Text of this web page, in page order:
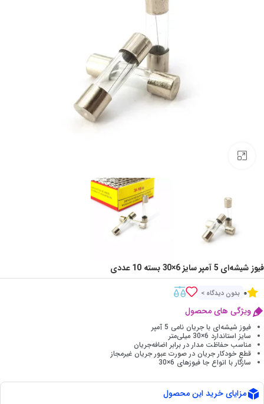
فیوز شیشه‌ای 5 آمپر سایز 6×30 بسته 10 عددی
0 بدون دیدگاه >
ویژگی های محصول
فیوز شیشه‌ای با جریان نامی 5 آمپر
سایز استاندارد 6×30 میلی‌متر
مناسب حفاظت مدار در برابر اضافه‌جریان
قطع خودکار جریان در صورت عبور جریان غیرمجاز
سازگار با انواع جا فیوزهای 6×30
مزایای خرید این محصول